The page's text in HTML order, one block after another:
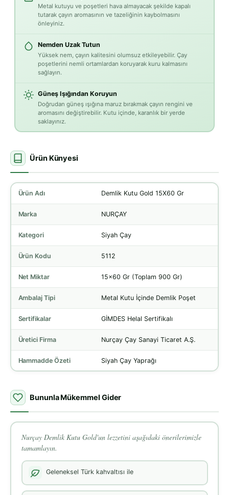
Metal kutuyu ve poşetleri hava almayacak şekilde kapalı
tutarak çayın aromasının ve tazeliğinin kaybolmasını
önleyiniz.
Nemden Uzak Tutun
Yüksek nem, çayın kalitesini olumsuz etkileyebilir. Çay
poşetlerini nemli ortamlardan koruyarak kuru kalmasını
sağlayın.
Güneş Işığından Koruyun
Doğrudan güneş ışığına maruz bırakmak çayın rengini ve
aromasını değiştirebilir. Kutu içinde, karanlık bir yerde
saklayınız.
Ürün Künyesi
Ürün Adı Demlik Kutu Gold 15X60 Gr
Marka NURÇAY
Kategori Siyah Çay
Ürün Kodu 5112
Net Miktar 15x60 Gr (Toplam 900 Gr)
Ambalaj Tipi Metal Kutu İçinde Demlik Poşet
Sertifikalar GİMDES Helal Sertifikalı
Üretici Firma Nurçay Çay Sanayi Ticaret A.Ş.
Hammadde Özeti Siyah Çay Yaprağı
Bununla Mükemmel Gider
Nurçay Demlik Kutu Gold'un lezzetini aşağıdaki önerilerimizle
tamamlayın.
Geleneksel Türk kahvaltısı ile